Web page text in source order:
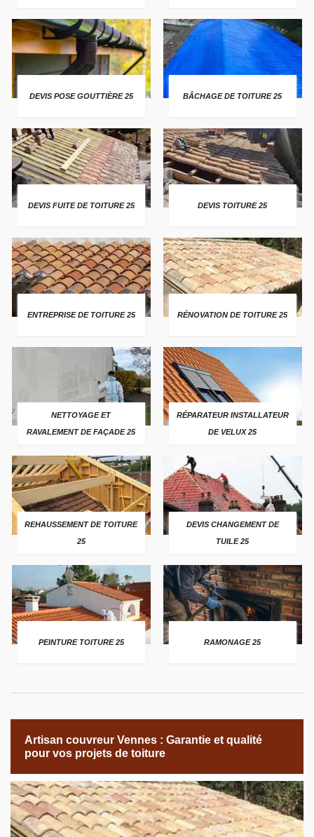
DEVIS POSE GOUTTIÈRE 25 BÂCHAGE DE TOITURE 25
DEVIS FUITE DE TOITURE 25 DEVIS TOITURE 25
ENTREPRISE DE TOITURE 25 RÉNOVATION DE TOITURE 25
NETTOYAGE ET
RAVALEMENT DE FAÇADE 25
RÉPARATEUR INSTALLATEUR
DE VELUX 25
REHAUSSEMENT DE TOITURE
25
DEVIS CHANGEMENT DE
TUILE 25
PEINTURE TOITURE 25 RAMONAGE 25
Artisan couvreur Vennes : Garantie et qualité
pour vos projets de toiture